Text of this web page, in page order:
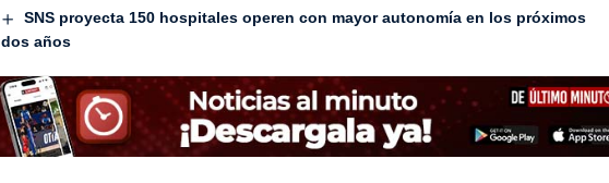
SNS proyecta 150 hospitales operen con mayor autonomía en los próximos
dos años